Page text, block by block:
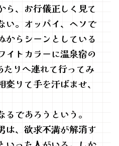
ら、お行儀正しく見て
い。オッパイ、ヘソで
からシーンとしている
イトカラーに温泉宿の
たりへ連れて行ってみ
りて手を汗ばませ、
であろうという。
は、欲求不満が解消す